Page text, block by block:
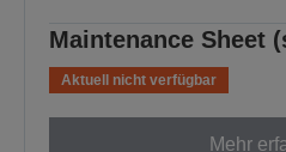
Maintenance Sheet
Aktuell nicht verfügbar
Mehr